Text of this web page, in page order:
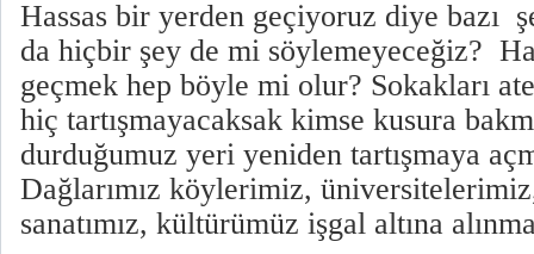
Hassas bir yerden geçiyoruz diye bazı
da hiçbir şey de mi söylemeyeceğiz?
geçmek hep böyle mi olur? Sokakları
hiç tartışmayacaksak kimse kusura
durduğumuz yeri yeniden tartışmaya
Dağlarımız köylerimiz,
sanatımız, kültürümüz işgal altına